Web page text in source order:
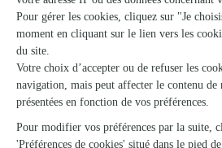
Ils ont fait livrer des fleurs
Clessé